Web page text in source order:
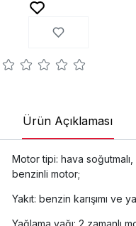
Ürün Açıklaması
Motor tipi: hava
benzinli motor;
Yakıt: benzin karışımı ve